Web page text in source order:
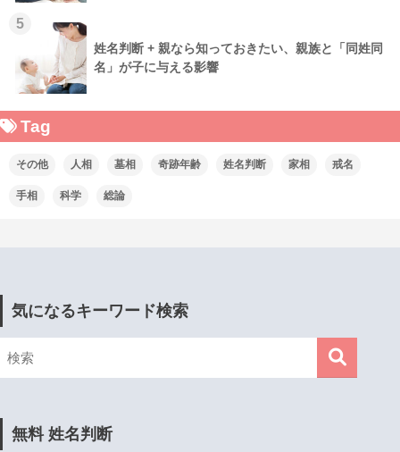
5
姓名判断 + 親なら知っておきたい、親族と「同姓同
名」が子に与える影響
Tag
その他 人相 墓相 奇跡年齢 姓名判断 家相 戒名
手相 科学 総論
気になるキーワード検索
無料 姓名判断